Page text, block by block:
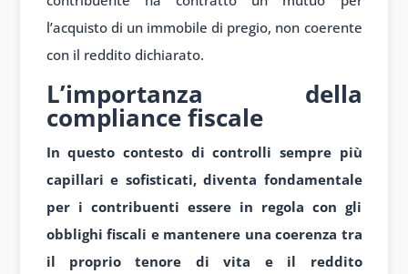
l’acquisto di un immobile di pregio, non coerente
con il reddito dichiarato.
L’importanza della
compliance fiscale
In questo contesto di controlli sempre più
capillari e sofisticati, diventa fondamentale
per i contribuenti essere in regola con gli
obblighi fiscali e mantenere una coerenza tra
il proprio tenore di vita e il reddito